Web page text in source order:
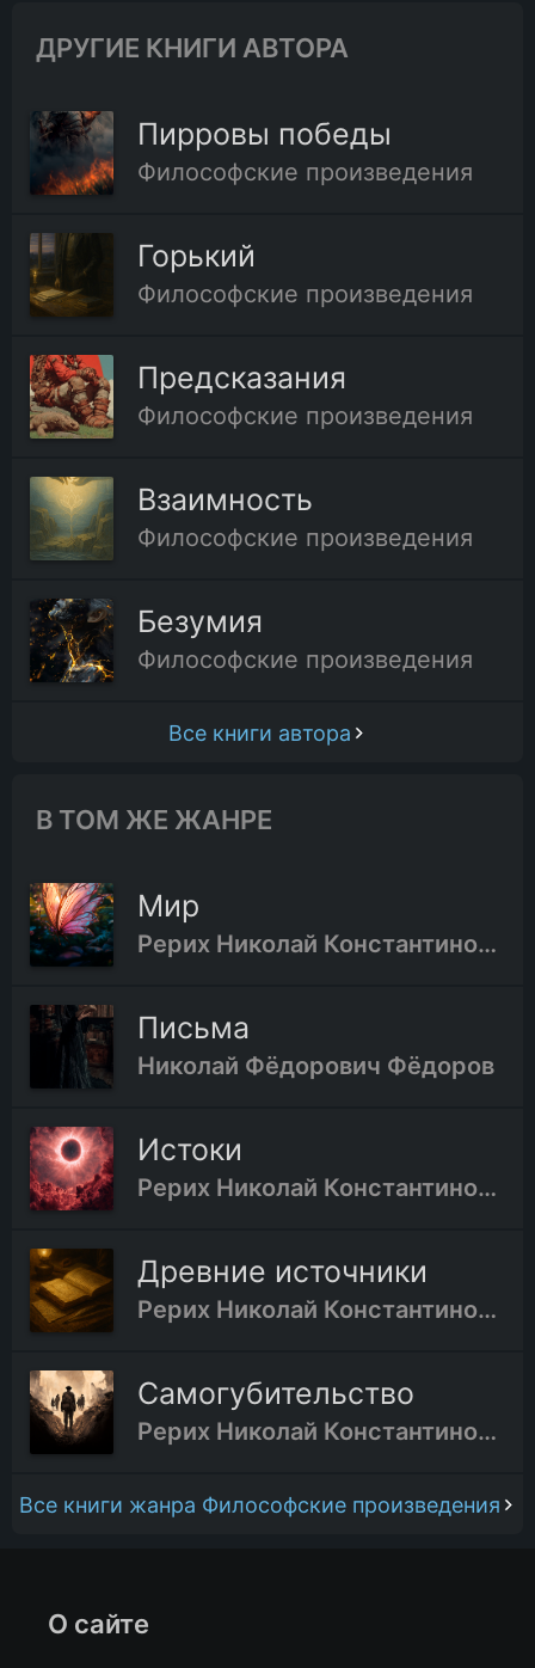
ДРУГИЕ КНИГИ АВТОРА
Пирровы победы
Философские произведения
Горький
Философские произведения
Предсказания
Философские произведения
Взаимность
Философские произведения
Безумия
Философские произведения
Все книги автора
В ТОМ ЖЕ ЖАНРЕ
Мир
Рерих Николай Константинович
Письма
Николай Фёдорович Фёдоров
Истоки
Рерих Николай Константинович
Древние источники
Рерих Николай Константинович
Самогубительство
Рерих Николай Константинович
Все книги жанра Философские произведения
О сайте